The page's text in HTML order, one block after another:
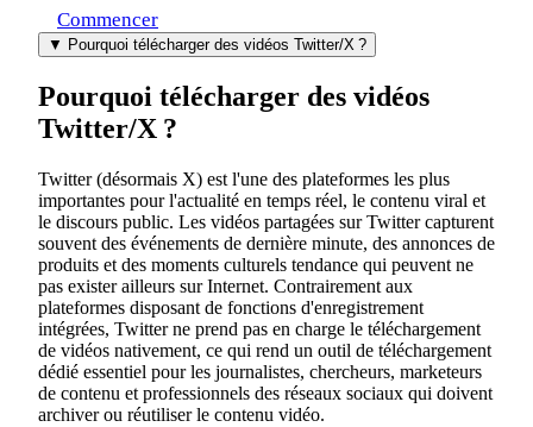
Commencer
▼ Pourquoi télécharger des vidéos Twitter/X ?
Pourquoi télécharger des vidéos
Twitter/X ?
Twitter (désormais X) est l'une des plateformes les plus
importantes pour l'actualité en temps réel, le contenu viral et
le discours public. Les vidéos partagées sur Twitter capturent
souvent des événements de dernière minute, des annonces de
produits et des moments culturels tendance qui peuvent ne
pas exister ailleurs sur Internet. Contrairement aux
plateformes disposant de fonctions d'enregistrement
intégrées, Twitter ne prend pas en charge le téléchargement
de vidéos nativement, ce qui rend un outil de téléchargement
dédié essentiel pour les journalistes, chercheurs, marketeurs
de contenu et professionnels des réseaux sociaux qui doivent
archiver ou réutiliser le contenu vidéo.